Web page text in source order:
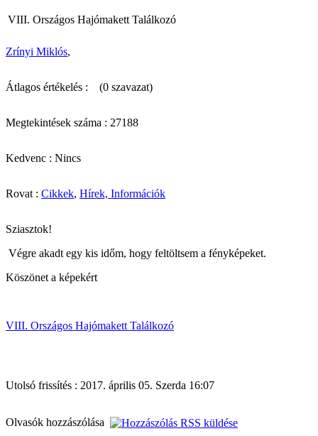
VIII. Országos Hajómakett Találkozó
Zrínyi Miklós,
Átlagos értékelés : (0 szavazat)
Megtekintések száma : 27188
Kedvenc : Nincs
Rovat : Cikkek, Hírek, Információk
Sziasztok!
Végre akadt egy kis időm, hogy feltöltsem a fényképeket.
Köszönet a képekért
VIII. Országos Hajómakett Találkozó
Utolsó frissítés : 2017. április 05. Szerda 16:07
Olvasók hozzászólása